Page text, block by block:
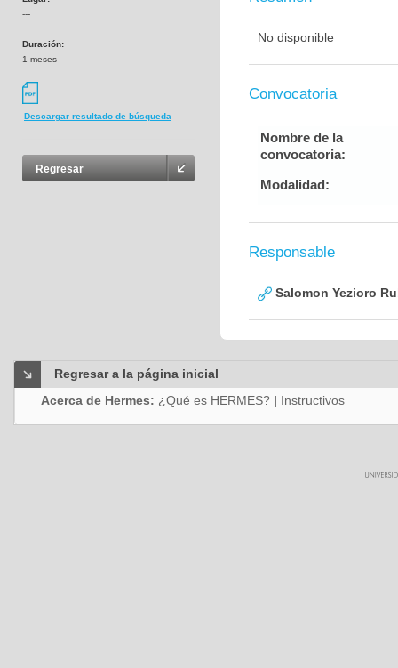
---
Duración:
1 meses
Descargar resultado de búsqueda
Regresar
No disponible
Convocatoria
Nombre de la
convocatoria:
Modalidad:
Responsable
Salomon Yezioro
Regresar a la página inicial
Acerca de Hermes: ¿Qué es HERMES? | Instructivos